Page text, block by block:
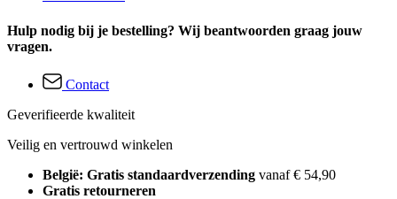
Hulp nodig bij je bestelling? Wij beantwoorden graag jouw
vragen.
Contact
Geverifieerde kwaliteit
Veilig en vertrouwd winkelen
België: Gratis standaardverzending vanaf € 54,90
Gratis retourneren